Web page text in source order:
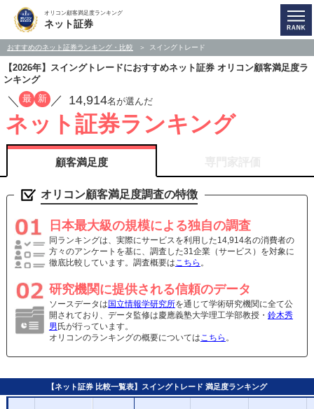
オリコン顧客満足度ランキング
ネット証券
おすすめのネット証券ランキング・比較 スイングトレード
【2026年】スイングトレードにおすすめネット証券 オリコン顧客満足度ラ
ンキング
／ 最 新 ／ 14,914名が選んだ
ネット証券ランキング
顧客満足度
オリコン顧客満足度調査の特徴
日本最大級の規模による独自の調査
同ランキングは、実際にサービスを利用した14,914名の消費者の
方々のアンケートを基に、調査した31企業（サービス）を対象に
徹底比較しています。調査概要はこちら 。
研究機関に提供される信頼のデータ
ソースデータは国立情報学研究所を通じて学術研究機関に全て公
開されており、データ監修は慶應義塾大学理工学部教授・ 鈴木秀
男氏が行っています。
オリコンのランキングの概要については こちら 。
【ネット証券 比較一覧表】スイングトレード 満足度ランキング